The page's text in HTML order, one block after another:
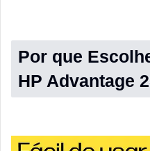
Por que
HP Advantage